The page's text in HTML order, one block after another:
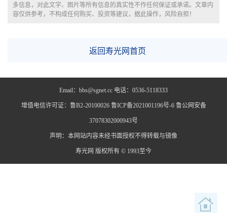
多信息，对此文字、图片等所有信息的真实性不作任何保证或承诺。文章内
容仅供参考，不构成任何购买、投资等建议，据此操作，风险自担！
返回寿光网首页
Email：bbs@sgnet.cc 电话：0536-5118333
增值电信许可证：鲁B2-20100026 鲁ICP备2021001196号-6 鲁公网安备
37078302000943号
声明：本网站内容未经书面授权不得转载与镜像
寿光网 版权所有 © 1993至今